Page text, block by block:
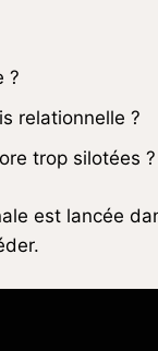
?
relationnelle ?
trop silotées ?
est lancée